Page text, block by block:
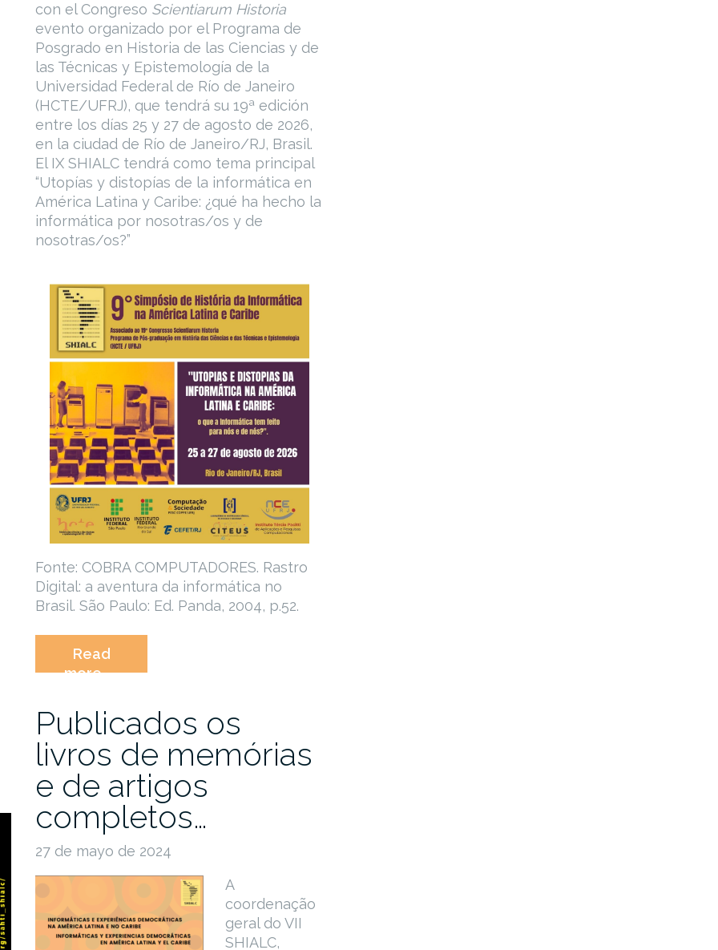
con el Congreso Scientiarum Historia
evento organizado por el Programa de
Posgrado en Historia de las Ciencias y de
las Técnicas y Epistemología de la
Universidad Federal de Río de Janeiro
(HCTE/UFRJ), que tendrá su 19ª edición
entre los días 25 y 27 de agosto de 2026,
en la ciudad de Río de Janeiro/RJ, Brasil.
El IX SHIALC tendrá como tema principal
“Utopías y distopías de la informática en
América Latina y Caribe: ¿qué ha hecho la
informática por nosotras/os y de
nosotras/os?”
Fonte: COBRA COMPUTADORES. Rastro
Digital: a aventura da informática no
Brasil. São Paulo: Ed. Panda, 2004, p.52.
Read
more“Convocatória
IX
Simpósio
de
História
da
Informática
na
América
(SHIALC
2026)”
Publicados os
livros de memórias
e de artigos
completos…
27 de mayo de 2024
A
coordenação
geral do VII
SHIALC,